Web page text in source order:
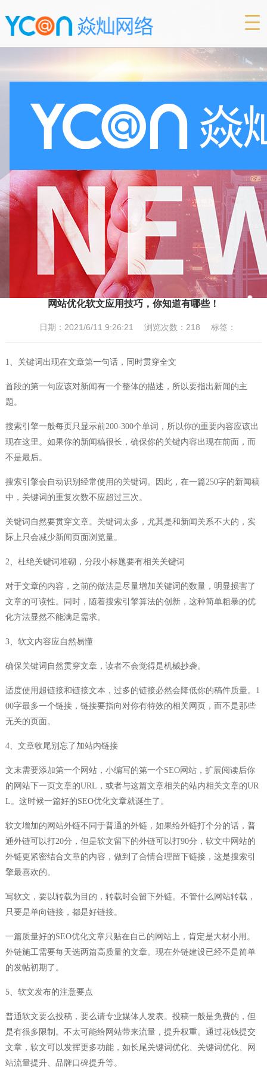
网站优化软文应用技巧，你知道有哪些！
日期：2021/6/11 9:26:21 浏览次数： 218 标签：
1、关键词出现在文章第一句话，同时贯穿全文
首段的第一句应该对新闻有一个整体的描述，所以要指出新闻的主
题。
搜索引擎一般每页只显示前200-300个单词，所以你的重要内容应该出
现在这里。如果你的新闻稿很长，确保你的关键内容出现在前面，而
不是最后。
搜索引擎会自动识别经常使用的关键词。因此，在一篇250字的新闻稿
中，关键词的重复次数不应超过三次。
关键词自然要贯穿文章。关键词太多，尤其是和新闻关系不大的，实
际上只会减少新闻页面浏览量。
2、杜绝关键词堆砌，分段小标题要有相关关键词
对于文章的内容，之前的做法是尽量增加关键词的数量，明显损害了
文章的可读性。同时，随着搜索引擎算法的创新，这种简单粗暴的优
化方法显然不能满足需求。
3、软文内容应自然易懂
确保关键词自然贯穿文章，读者不会觉得是机械抄袭。
适度使用超链接和链接文本，过多的链接必然会降低你的稿件质量。1
00字最多一个链接，链接要指向对你有特效的相关网页，而不是那些
无关的页面。
4、文章收尾别忘了加站内链接
文末需要添加第一个网站，小编写的第一个SEO网站，扩展阅读后你
的网站下一页文章的URL，或者与这篇文章相关的站内相关文章的UR
L。这时候一篇好的SEO优化文章就诞生了。
软文增加的网站外链不同于普通的外链，如果给外链打个分的话，普
通外链可以打20分，但是软文留下的外链可以打90分，软文中网站的
外链更紧密结合文章的内容，做到了合情合理留下链接，这是搜索引
擎最喜欢的。
写软文，要以转载为目的，转载时会留下外链。不管什么网站转载，
只要是单向链接，都是好链接。
一篇质量好的SEO优化文章只贴在自己的网站上，肯定是大材小用。
外链施工需要每天选两篇高质量的文章。现在外链建设已经不是简单
的发帖初期了。
5、软文发布的注意要点
普通软文要么投稿，要么请专业媒体人发表。投稿一般是免费的，但
是有很多限制。不太可能给网站带来流量，提升权重。通过花钱提交
文章，软文可以发挥更多功能，如长尾关键词优化、关键词优化、网
站流量提升、品牌口碑提升等。